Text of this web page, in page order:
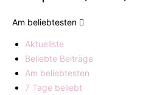
Am beliebtesten
Aktuellste
Beliebte Beiträge
Am beliebtesten
7 Tage beliebt